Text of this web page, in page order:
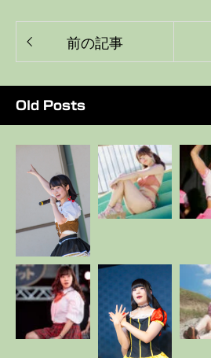
前の記事
Old Posts